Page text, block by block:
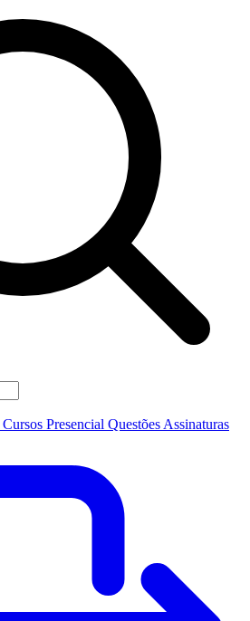
Cursos Presencial Questões Assinaturas